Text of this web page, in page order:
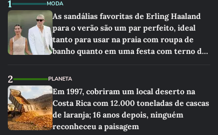
1 MODA
As sandálias favoritas de Erling Haaland
para o verão são um par perfeito, ideal
tanto para usar na praia com roupa de
banho quanto em uma festa com terno de
2 PLANETA
Em 1997, cobriram um local deserto na
Costa Rica com 12.000 toneladas de cascas
de laranja; 16 anos depois, ninguém
reconheceu a paisagem